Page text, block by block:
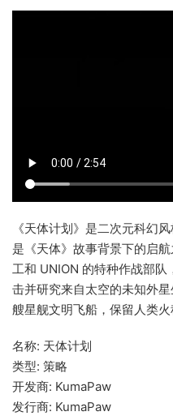
《天体计划》是二次元科幻
是《天体》故事背景下的启
工和 UNION 的特种作战部
击并研究来自太空的未知外
艘星舰文明飞船，保留人类火
名称: 天体计划
类型: 策略
开发商: KumaPaw
发行商: KumaPaw